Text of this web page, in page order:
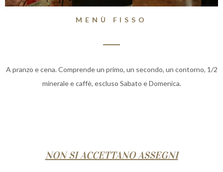
MENÙ FISSO
A pranzo e cena. Comprende un primo, un secondo, un contorno, 1/2
minerale e caffè, escluso Sabato e Domenica.
NON SI ACCETTANO ASSEGNI